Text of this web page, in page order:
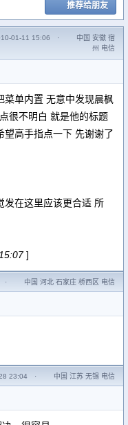
推荐给朋友
01-11 15:06 ·
中国 安徽 宿
州 电信
单内置 无意中发现晨枫
很不明白 就是他的标题
望高手指点一下 先谢谢了
发在这里应该更合适 所
]
· 中国 河北 石家庄 桥西区 电信
23:04 · 中国 江苏 无锡 电信